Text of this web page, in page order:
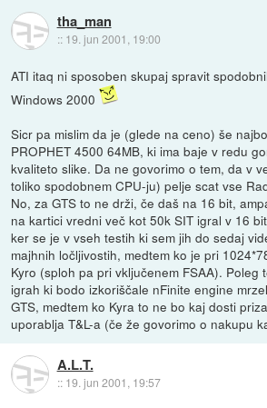
tha_man
:: 19. jun 2001, 19:00
ATI itaq ni sposoben skupaj spravit
Windows 2000
Sicr pa mislim da je (glede na ceno) še
PROPHET 4500 64MB, ki ima baje v redu
kvaliteto slike. Da ne govorimo o tem, da v
toliko spodobnem CPU-ju) pelje scat vse
No, za GTS to ne drži, če daš na 16 bit,
na kartici vredni več kot 50k SIT igral v 16
ker se je v vseh testih ki sem jih do sedaj
majhnih ločljivostih, medtem ko je pri
Kyro (sploh pa pri vključenem FSAA). Poleg
igrah ki bodo izkoriščale nFinite engine
GTS, medtem ko Kyra to ne bo kaj dosti
uporablja T&L-a (če že govorimo o nakupu
A.L.T.
:: 19. jun 2001, 19:57